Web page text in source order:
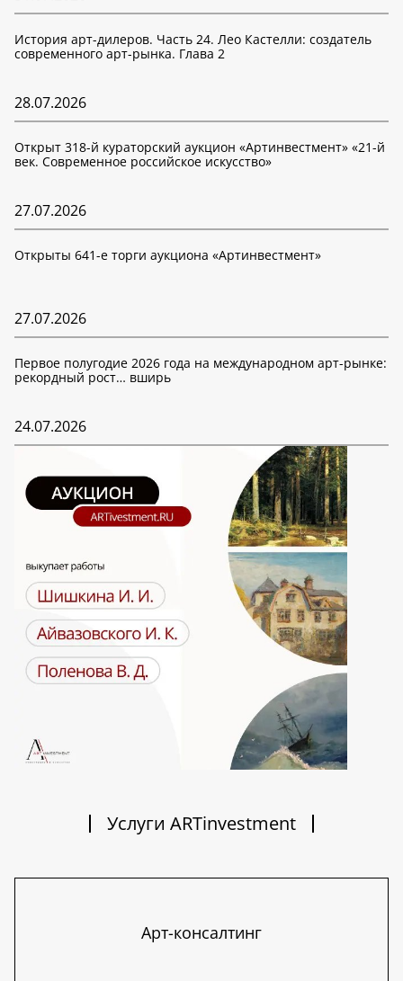
История арт-дилеров. Часть 24. Лео Кастелли: создатель
современного арт-рынка. Глава 2
28.07.2026
Открыт 318-й кураторский аукцион «Артинвестмент» «21-й
век. Современное российское искусство»
27.07.2026
Открыты 641-е торги аукциона «Артинвестмент»
27.07.2026
Первое полугодие 2026 года на международном арт-рынке:
рекордный рост… вширь
24.07.2026
Услуги ARTinvestment
Арт-консалтинг